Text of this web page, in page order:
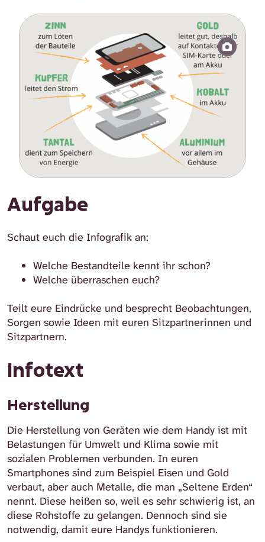
Aufgabe
Schaut euch die Infografik an:
Welche Bestandteile kennt ihr schon?
Welche überraschen euch?
Teilt eure Eindrücke und besprecht Beobachtungen,
Sorgen sowie Ideen mit euren Sitzpartnerinnen und
Sitzpartnern.
Infotext
Herstellung
Die Herstellung von Geräten wie dem Handy ist mit
Belastungen für Umwelt und Klima sowie mit
sozialen Problemen verbunden. In euren
Smartphones sind zum Beispiel Eisen und Gold
verbaut, aber auch Metalle, die man „Seltene Erden“
nennt. Diese heißen so, weil es sehr schwierig ist, an
diese Rohstoffe zu gelangen. Dennoch sind sie
notwendig, damit eure Handys funktionieren.